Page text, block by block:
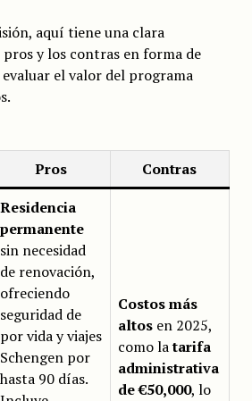
aquí tiene una clara
y los contras en forma de
el valor del programa
Pros Contras
Residencia
permanente
sin necesidad
de renovación,
ofreciendo
seguridad de
por vida y viajes
Schengen por
hasta 90 días.
Costos más
altosen 2025,
como latarifa
administrativa
de €50,000, lo